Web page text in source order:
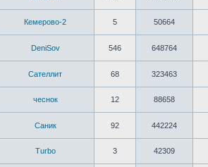
Кемерово-2 5 50664
DeniSov 546 648764
Сателлит 68 323463
чеснок 12 88658
Саник 92 442224
Turbo 3 42309